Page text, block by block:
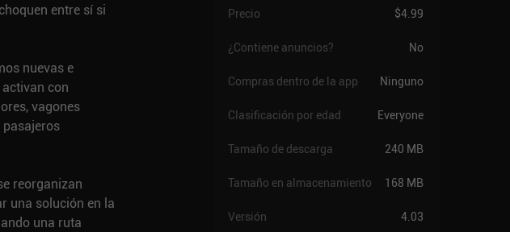
entre sí si
nuevas e
con
vagones
reorganizan
una solución en la
una ruta
Precio $4.99
¿Contiene anuncios? No
Compras dentro de la app Ninguno
Clasificación por edad Everyone
Tamaño de descarga 240 MB
Tamaño en almacenamiento 168 MB
Versión 4.03